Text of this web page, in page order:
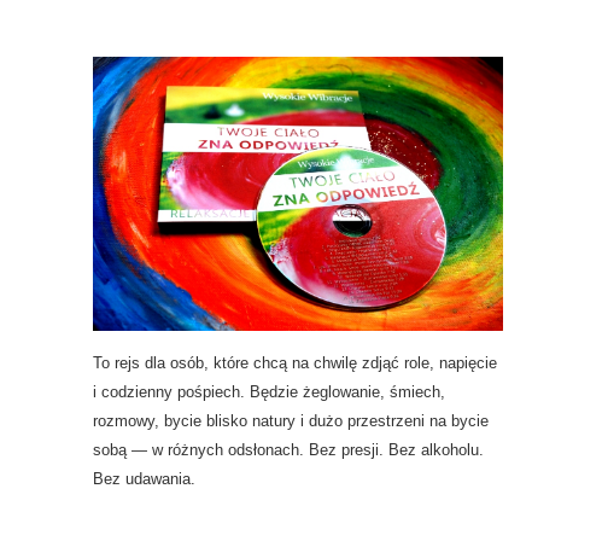
To rejs dla osób, które chcą na chwilę zdjąć role, napięcie
i codzienny pośpiech. Będzie żeglowanie, śmiech,
rozmowy, bycie blisko natury i dużo przestrzeni na bycie
sobą — w różnych odsłonach. Bez presji. Bez alkoholu.
Bez udawania.